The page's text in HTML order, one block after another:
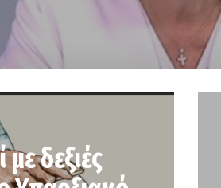
με δεξιές